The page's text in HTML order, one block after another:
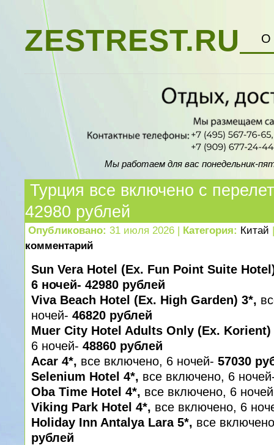
ZESTREST.RU О
Мы работаем для вас понедельник-
Турция все включено с
42980 рублей
Опубликовано: 31 июля 2026 | Категория: Китай
комментарий
Sun Vera Hotel (Ex. Fun Point Suite
6 ночей- 42980 рублей
Viva Beach Hotel (Ex. High Garden) 3*,
ночей- 46820 рублей
Muer City Hotel Adults Only (Ex.
6 ночей- 48860 рублей
Acar 4*, все включено, 6 ночей- 57030
Selenium Hotel 4*, все включено, 6
Oba Time Hotel 4*, все включено, 6
Viking Park Hotel 4*, все включено, 6
Holiday Inn Antalya Lara 5*, все
рублей